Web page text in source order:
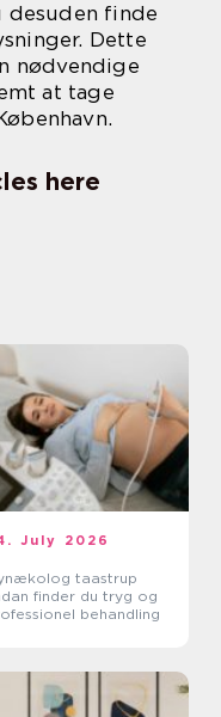
desuden finde
Dette
nødvendige
at tage
here
July 2026
taastrup
finder du tryg og
behandling